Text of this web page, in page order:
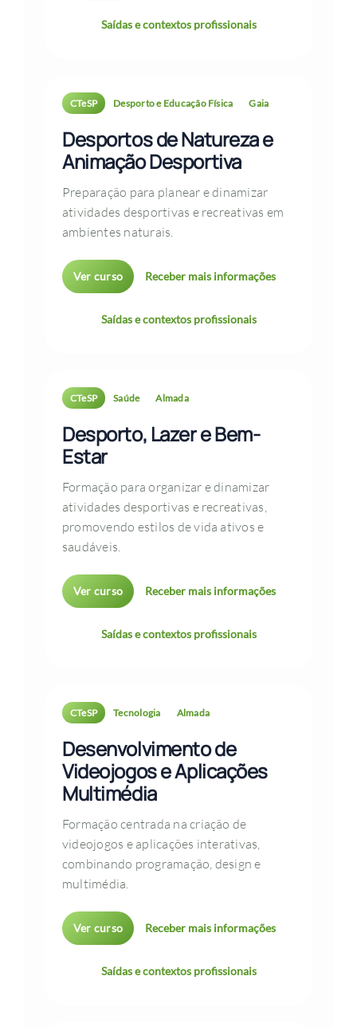
Saídas e contextos profissionais
CTeSP Desporto e Educação Física Gaia
Desportos de Natureza e
Animação Desportiva
Preparação para planear e dinamizar
atividades desportivas e recreativas em
ambientes naturais.
Ver curso Receber mais informações
Saídas e contextos profissionais
CTeSP Saúde Almada
Desporto, Lazer e Bem-
Estar
Formação para organizar e dinamizar
atividades desportivas e recreativas,
promovendo estilos de vida ativos e
saudáveis.
Ver curso Receber mais informações
Saídas e contextos profissionais
CTeSP Tecnologia Almada
Desenvolvimento de
Videojogos e Aplicações
Multimédia
Formação centrada na criação de
videojogos e aplicações interativas,
combinando programação, design e
multimédia.
Ver curso Receber mais informações
Saídas e contextos profissionais